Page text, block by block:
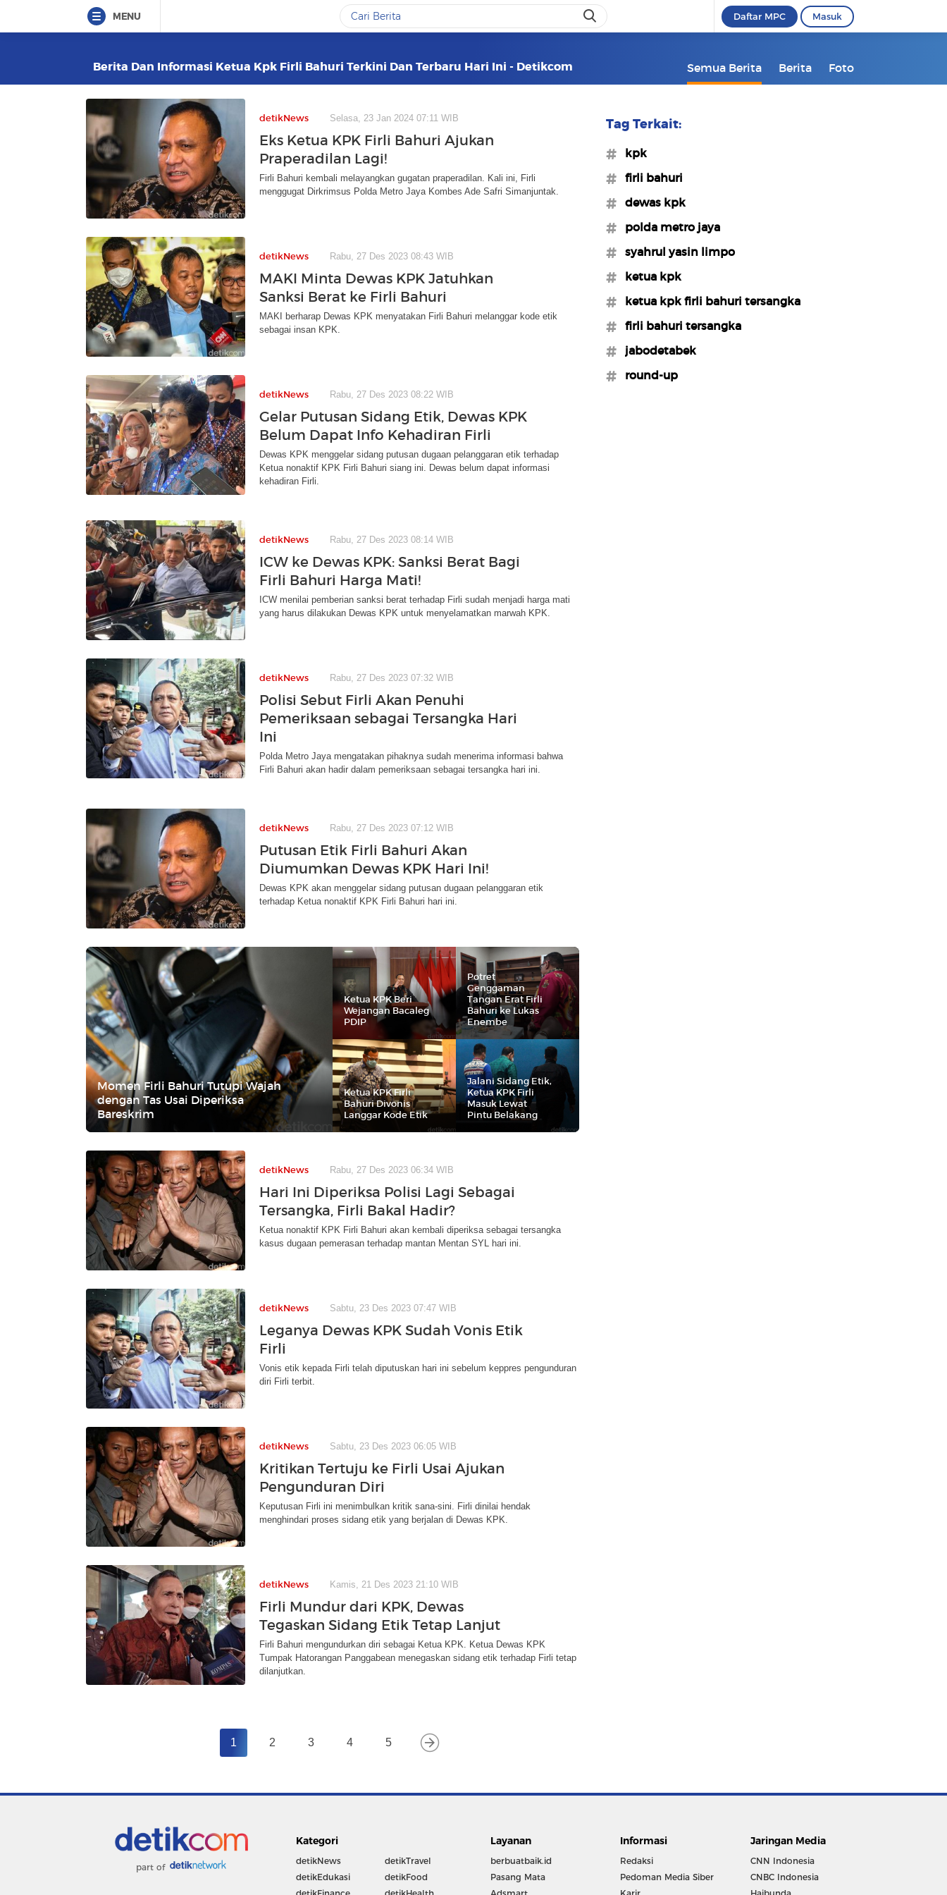
MENU Daftar MPC Masuk
Berita Dan Informasi Ketua Kpk Firli Bahuri Terkini Dan Terbaru Hari Ini - Detikcom Semua Berita Berita Foto
detikNews Selasa, 23 Jan 2024 07:11 WIB
Eks Ketua KPK Firli Bahuri Ajukan
Praperadilan Lagi!
Firli Bahuri kembali melayangkan gugatan praperadilan. Kali ini, Firli
menggugat Dirkrimsus Polda Metro Jaya Kombes Ade Safri Simanjuntak.
detikNews Rabu, 27 Des 2023 08:43 WIB
MAKI Minta Dewas KPK Jatuhkan
Sanksi Berat ke Firli Bahuri
MAKI berharap Dewas KPK menyatakan Firli Bahuri melanggar kode etik
sebagai insan KPK.
detikNews Rabu, 27 Des 2023 08:22 WIB
Gelar Putusan Sidang Etik, Dewas KPK
Belum Dapat Info Kehadiran Firli
Dewas KPK menggelar sidang putusan dugaan pelanggaran etik terhadap
Ketua nonaktif KPK Firli Bahuri siang ini. Dewas belum dapat informasi
kehadiran Firli.
detikNews Rabu, 27 Des 2023 08:14 WIB
ICW ke Dewas KPK: Sanksi Berat Bagi
Firli Bahuri Harga Mati!
ICW menilai pemberian sanksi berat terhadap Firli sudah menjadi harga mati
yang harus dilakukan Dewas KPK untuk menyelamatkan marwah KPK.
detikNews Rabu, 27 Des 2023 07:32 WIB
Polisi Sebut Firli Akan Penuhi
Pemeriksaan sebagai Tersangka Hari
Ini
Polda Metro Jaya mengatakan pihaknya sudah menerima informasi bahwa
Firli Bahuri akan hadir dalam pemeriksaan sebagai tersangka hari ini.
detikNews Rabu, 27 Des 2023 07:12 WIB
Putusan Etik Firli Bahuri Akan
Diumumkan Dewas KPK Hari Ini!
Dewas KPK akan menggelar sidang putusan dugaan pelanggaran etik
terhadap Ketua nonaktif KPK Firli Bahuri hari ini.
Momen Firli Bahuri Tutupi Wajah
dengan Tas Usai Diperiksa
Bareskrim
Ketua KPK Beri
Wejangan Bacaleg
PDIP
Potret
Genggaman
Tangan Erat Firli
Bahuri ke Lukas
Enembe
Ketua KPK Firli
Bahuri Divonis
Langgar Kode Etik
Jalani Sidang Etik,
Ketua KPK Firli
Masuk Lewat
Pintu Belakang
detikNews Rabu, 27 Des 2023 06:34 WIB
Hari Ini Diperiksa Polisi Lagi Sebagai
Tersangka, Firli Bakal Hadir?
Ketua nonaktif KPK Firli Bahuri akan kembali diperiksa sebagai tersangka
kasus dugaan pemerasan terhadap mantan Mentan SYL hari ini.
detikNews Sabtu, 23 Des 2023 07:47 WIB
Leganya Dewas KPK Sudah Vonis Etik
Firli
Vonis etik kepada Firli telah diputuskan hari ini sebelum keppres pengunduran
diri Firli terbit.
detikNews Sabtu, 23 Des 2023 06:05 WIB
Kritikan Tertuju ke Firli Usai Ajukan
Pengunduran Diri
Keputusan Firli ini menimbulkan kritik sana-sini. Firli dinilai hendak
menghindari proses sidang etik yang berjalan di Dewas KPK.
detikNews Kamis, 21 Des 2023 21:10 WIB
Firli Mundur dari KPK, Dewas
Tegaskan Sidang Etik Tetap Lanjut
Firli Bahuri mengundurkan diri sebagai Ketua KPK. Ketua Dewas KPK
Tumpak Hatorangan Panggabean menegaskan sidang etik terhadap Firli tetap
dilanjutkan.
1 2 3 4 5
Tag Terkait:
#kpk
#firli bahuri
#dewas kpk
#polda metro jaya
#syahrul yasin limpo
#ketua kpk
#ketua kpk firli bahuri tersangka
#firli bahuri tersangka
#jabodetabek
#round-up
part of
Kategori
detikNews
detikEdukasi
detikTravel
detikFood
Layanan
berbuatbaik.id
Pasang Mata
Informasi
Redaksi
Pedoman Media Siber
Jaringan Media
CNN Indonesia
CNBC Indonesia